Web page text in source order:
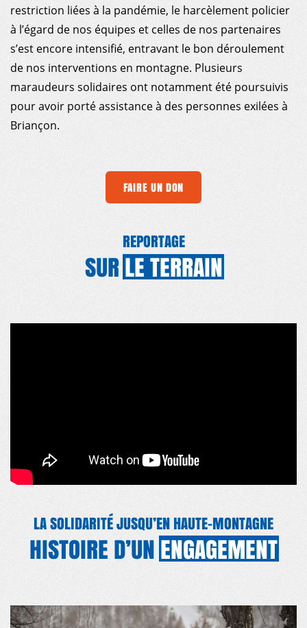
MY DONOR ACCOUNT
restriction liées à la pandémie, le harcèlement policier
à l’égard de nos équipes et celles de nos partenaires
s’est encore intensifié, entravant le bon déroulement
de nos interventions en montagne. Plusieurs
maraudeurs solidaires ont notamment été poursuivis
pour avoir porté assistance à des personnes exilées à
Briançon.
FAIRE UN DON
REPORTAGE
SURLETERRAIN
LA SOLIDARITÉ JUSQU’EN HAUTE-MONTAGNE
HISTOIRE D’UNENGAGEMENT